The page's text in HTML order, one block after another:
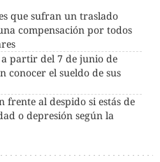
que sufran un traslado
compensación por todos
partir del 7 de junio de
conocer el sueldo de sus
al despido si estás de
o depresión según la